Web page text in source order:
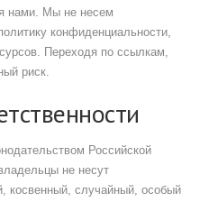
нами. Мы не несем
конфиденциальности,
Переходя по ссылкам,
риск.
Российской
не несут
косвенный, случайный, особый